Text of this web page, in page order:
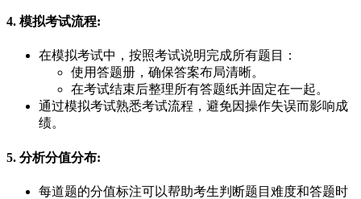
4. 模拟考试流程:
在模拟考试中，按照考试说明完成所有题目：
使用答题册，确保答案布局清晰。
在考试结束后整理所有答题纸并固定在一起。
通过模拟考试熟悉考试流程，避免因操作失误而影响成
绩。
5. 分析分值分布:
每道题的分值标注可以帮助考生判断题目难度和答题时